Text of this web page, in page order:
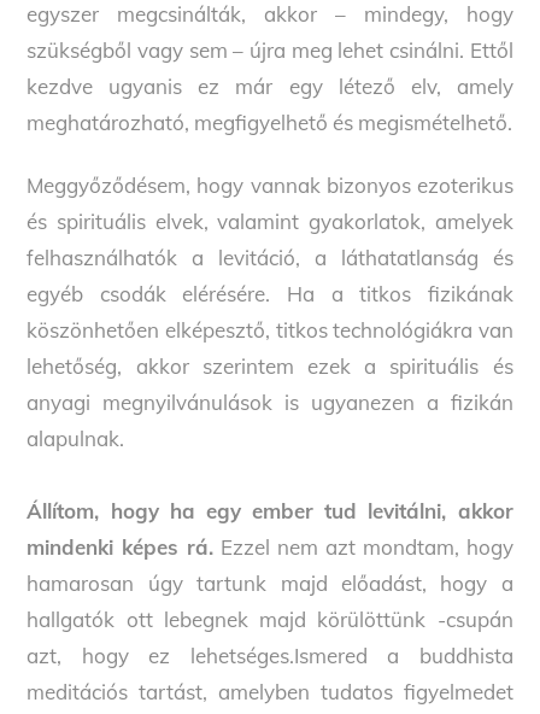
egyszer megcsinálták, akkor – mindegy, hogy
szükségből vagy sem – újra meg lehet csinálni. Ettől
kezdve ugyanis ez már egy létező elv, amely
meghatározható, megfigyelhető és megismételhető.
Meggyőződésem, hogy vannak bizonyos ezoterikus
és spirituális elvek, valamint gyakorlatok, amelyek
felhasználhatók a levitáció, a láthatatlanság és
egyéb csodák elérésére. Ha a titkos fizikának
köszönhetően elképesztő, titkos technológiákra van
lehetőség, akkor szerintem ezek a spirituális és
anyagi megnyilvánulások is ugyanezen a fizikán
alapulnak.
Állítom, hogy ha egy ember tud levitálni, akkor
mindenki képes rá. Ezzel nem azt mondtam, hogy
hamarosan úgy tartunk majd előadást, hogy a
hallgatók ott lebegnek majd körülöttünk -csupán
azt, hogy ez lehetséges.Ismered a buddhista
meditációs tartást, amelyben tudatos figyelmedet